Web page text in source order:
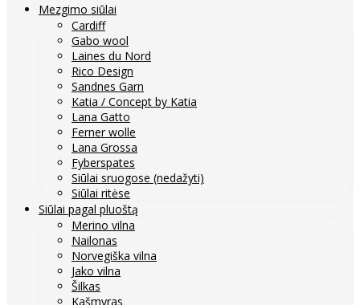
Mezgimo siūlai
Cardiff
Gabo wool
Laines du Nord
Rico Design
Sandnes Garn
Katia / Concept by Katia
Lana Gatto
Ferner wolle
Lana Grossa
Fyberspates
Siūlai sruogose (nedažyti)
Siūlai ritėse
Siūlai pagal pluoštą
Merino vilna
Nailonas
Norvegiška vilna
Jako vilna
Šilkas
Kašmyras